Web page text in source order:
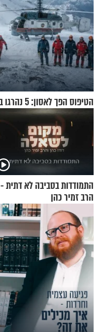
הטיפוס הפך לאסון: 5 נהרגו בסופת שלגים קטלנית באלברוס
התמודדות בסביבה לא דתית -
הרב זמיר כהן